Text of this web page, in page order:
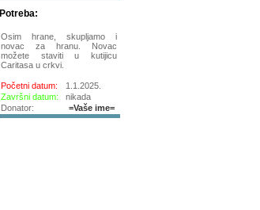
Potreba:
Osim hrane, skupljamo i
novac za hranu. Novac
možete staviti u kutijicu
Caritasa u crkvi.
Početni datum:
1.1.2025.
Završni datum:
nikada
Donator:
=Vaše ime=